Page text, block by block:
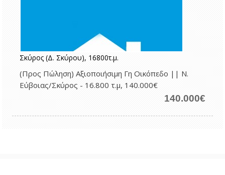
Σκύρος (Δ. Σκύρου), 16800τ.μ.
(Προς Πώληση) Αξιοποιήσιμη Γη Οικόπεδο || Ν.
Εύβοιας/Σκύρος - 16.800 τ.μ, 140.000€
140.000€